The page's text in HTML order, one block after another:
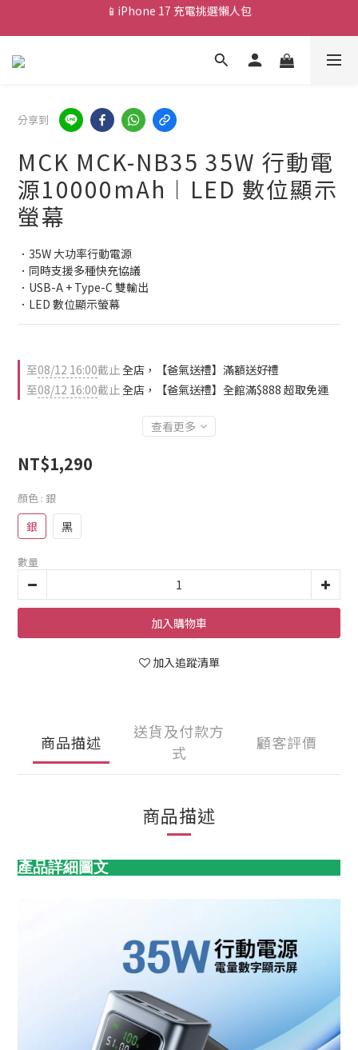
💰新會員送 $88 購物金
🎟️ 去領優惠券 ▶▶
💰新會員送 $88 購物金
分享到
MCK MCK-NB35 35W 行動電
源10000mAh︱LED 數位顯示
螢幕
．35W 大功率行動電源
．同時支援多種快充協議
．USB-A + Type-C 雙輸出
．LED 數位顯示螢幕
至08/12 16:00截止全店，【爸氣送禮】滿額送好禮
至08/12 16:00截止全店，【爸氣送禮】全館滿$888 超取免運
查看更多
NT$1,290
顏色 : 銀
銀 黑
數量
加入購物車
加入追蹤清單
商品描述
送貨及付款方
式
顧客評價
商品描述
產品詳細圖文